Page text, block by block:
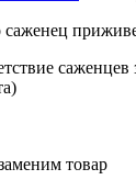
товар